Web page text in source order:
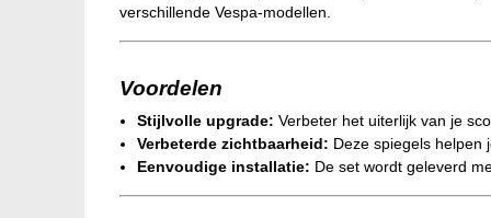
verschillende Vespa-modellen.
Voordelen
Stijlvolle upgrade: Verbeter het uiterlijk van je
Verbeterde zichtbaarheid: Deze spiegels helpen
Eenvoudige installatie: De set wordt geleverd